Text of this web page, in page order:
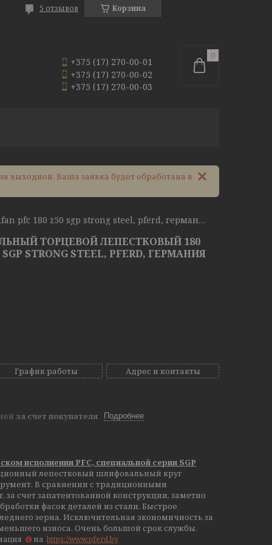
Корзина
5 отзывов
+375 (17) 270-00-01
+375 (17) 270-00-02
+375 (17) 270-00-03
выходной. Ваша заявка будет обработана в
Круг (диск) шлифовальный торцевой лепестковый 180 мм polifan pfc 180 z50 sgp strong steel, pferd, германия
ТОРЦЕВОЙ ЛЕПЕСТКОВЫЙ 180
STRONG STEEL, PFERD, ГЕРМАНИЯ
График работы Адрес и контакты
за счет покупателя Подробнее
исполнении PFС, специальной серии SGP
лепестковый шлифовальный круг
В сравнении с традиционными
счет запатентованной конструкции, заметно
фасок деталей из стали. Быстрое
зерна. Исключительная экономичность за
износа. Очень большой срок службы.
на https://www.pferd.by